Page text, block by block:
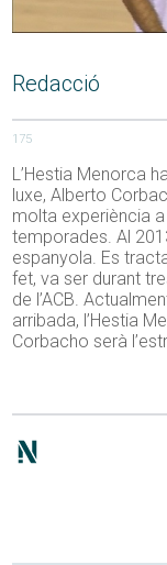
Redacció
175
L’Hestia Menorca
luxe, Alberto
molta experiència a
temporades. Al
espanyola. Es
fet, va ser durant
de l’ACB.
arribada, l’Hestia
Corbacho serà